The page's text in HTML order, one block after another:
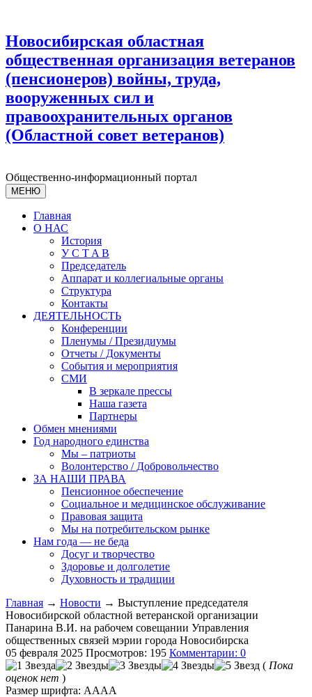
Новосибирская областная
общественная организация ветеранов
(пенсионеров) войны, труда,
вооруженных сил и
правоохранительных органов
(Областной совет ветеранов)
Общественно-информационный портал
МЕНЮ
Главная
О НАС
История
У С T A B
Председатель
Аппарат и коллегиальные органы
Структура
Контакты
ДЕЯТЕЛЬНОСТЬ
Конференции
Пленумы / Президиумы
Отчеты / Документы
События и мероприятия
СМИ
В зеркале прессы
Наша газета
Партнеры
Обмен мнениями
Год народного единства
Мы – патриоты
Волонтерство / Добровольчество
ЗА НАШИ ПРАВА
Пенсионное обеспечение
Социальное и медицинское обслуживание
Правовая защита
Мы на потребительском рынке
Нам года — не беда
Досуг и творчество
Здоровье и долголетие
Духовность и традиции
Главная → Новости → Выступление председателя
Новосибирской областной ветеранской организации
Панарина В.И. на рабочем совещании Управления
общественных связей мэрии города Новосибирска
05 февраля 2025 Просмотров: 195 Комментарии: 0
( Пока
оценок нет )
Размер шрифта: AAAA